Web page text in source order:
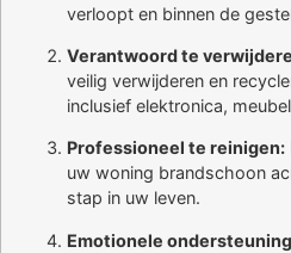
verloopt en binnen de
Verantwoord te
veilig verwijderen en
inclusief elektronica,
Professioneel te reinigen:
uw woning brandschoon
stap in uw leven.
Emotionele